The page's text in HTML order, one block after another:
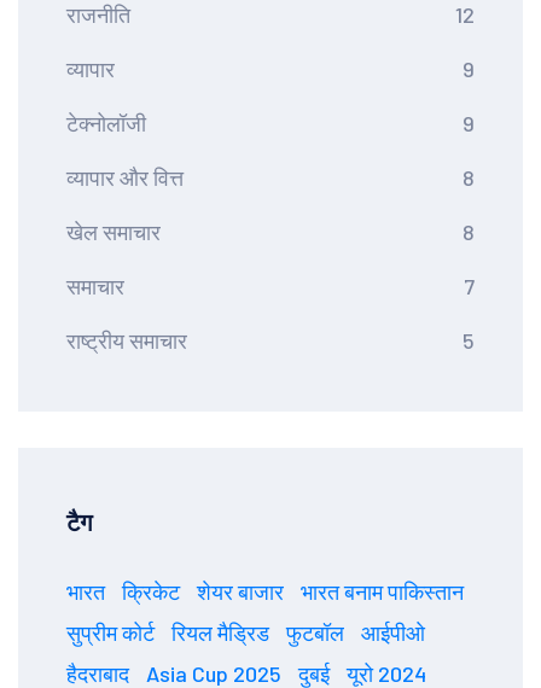
राजनीति 12
व्यापार 9
टेक्नोलॉजी 9
व्यापार और वित्त 8
खेल समाचार 8
समाचार 7
राष्ट्रीय समाचार 5
टैग
भारत क्रिकेट शेयर बाजार
भारत बनाम पाकिस्तान
सुप्रीम कोर्ट
रियल मैड्रिड फुटबॉल
आईपीओ
हैदराबाद
Asia Cup 2025 दुबई
यूरो 2024